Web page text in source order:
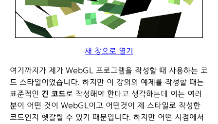
새 창으로 열기
여기까지가 제가 WebGL 프로그램을 작성할 때 사용하는 코
드 스타일이었습니다. 하지만 이 강의의 예제를 작성할 때는
표준적인 긴 코드로 작성해야 한다고 생각하는데 이는 여러
분이 어떤 것이 WebGL이고 어떤것이 제 스타일로 작성한
코드인지 헷갈릴 수 있기 때문입니다. 하지만 어떤 시점에서